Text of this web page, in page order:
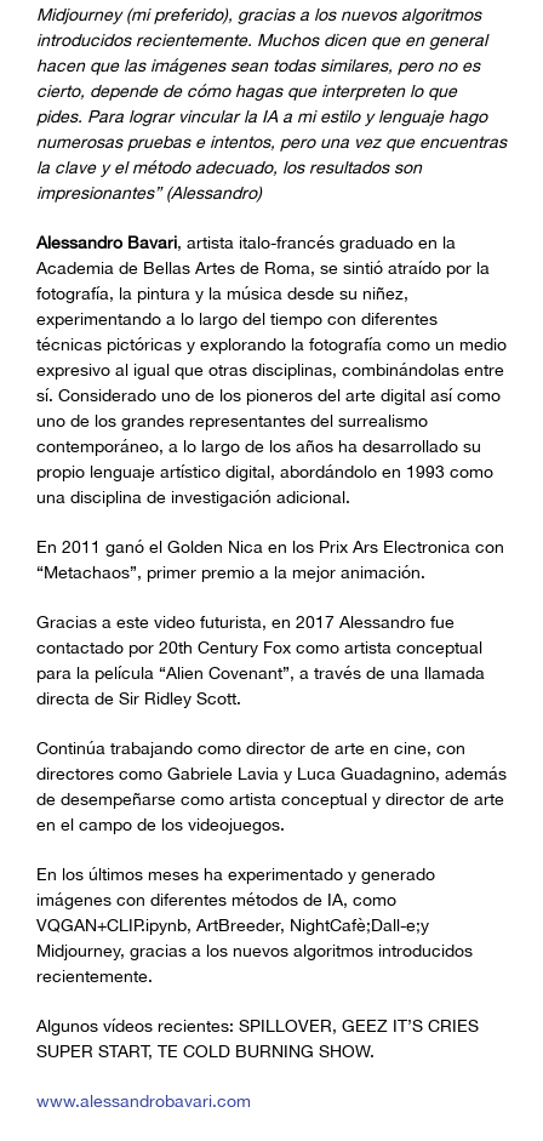
Midjourney (mi preferido), gracias a los nuevos algoritmos
introducidos recientemente. Muchos dicen que en general
hacen que las imágenes sean todas similares, pero no es
cierto, depende de cómo hagas que interpreten lo que
pides. Para lograr vincular la IA a mi estilo y lenguaje hago
numerosas pruebas e intentos, pero una vez que encuentras
la clave y el método adecuado, los resultados son
impresionantes” (Alessandro)
Alessandro Bavari, artista italo-francés graduado en la
Academia de Bellas Artes de Roma, se sintió atraído por la
fotografía, la pintura y la música desde su niñez,
experimentando a lo largo del tiempo con diferentes
técnicas pictóricas y explorando la fotografía como un medio
expresivo al igual que otras disciplinas, combinándolas entre
sí. Considerado uno de los pioneros del arte digital así como
uno de los grandes representantes del surrealismo
contemporáneo, a lo largo de los años ha desarrollado su
propio lenguaje artístico digital, abordándolo en 1993 como
una disciplina de investigación adicional.
En 2011 ganó el Golden Nica en los Prix Ars Electronica con
“Metachaos”, primer premio a la mejor animación.
Gracias a este video futurista, en 2017 Alessandro fue
contactado por 20th Century Fox como artista conceptual
para la película “Alien Covenant”, a través de una llamada
directa de Sir Ridley Scott.
Continúa trabajando como director de arte en cine, con
directores como Gabriele Lavia y Luca Guadagnino, además
de desempeñarse como artista conceptual y director de arte
en el campo de los videojuegos.
En los últimos meses ha experimentado y generado
imágenes con diferentes métodos de IA, como
VQGAN+CLIP.ipynb, ArtBreeder, NightCafè;Dall-e;y
Midjourney, gracias a los nuevos algoritmos introducidos
recientemente.
Algunos vídeos recientes: SPILLOVER, GEEZ IT’S CRIES
SUPER START, TE COLD BURNING SHOW.
www.alessandrobavari.com